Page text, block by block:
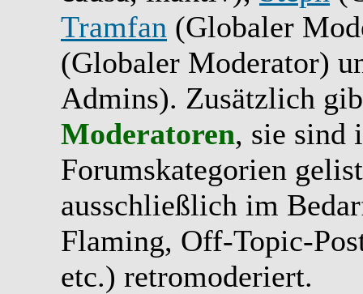
Tramfan (Globaler
(Globaler Moderator)
Admins). Zusätzlich
Moderatoren, sie sind
Forumskategorien
ausschließlich im
Flaming, Off-Topic-
etc.) retromoderiert.